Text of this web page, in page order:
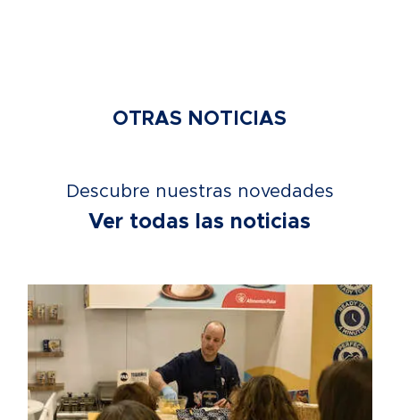
OTRAS NOTICIAS
Descubre nuestras novedades
Ver todas las noticias